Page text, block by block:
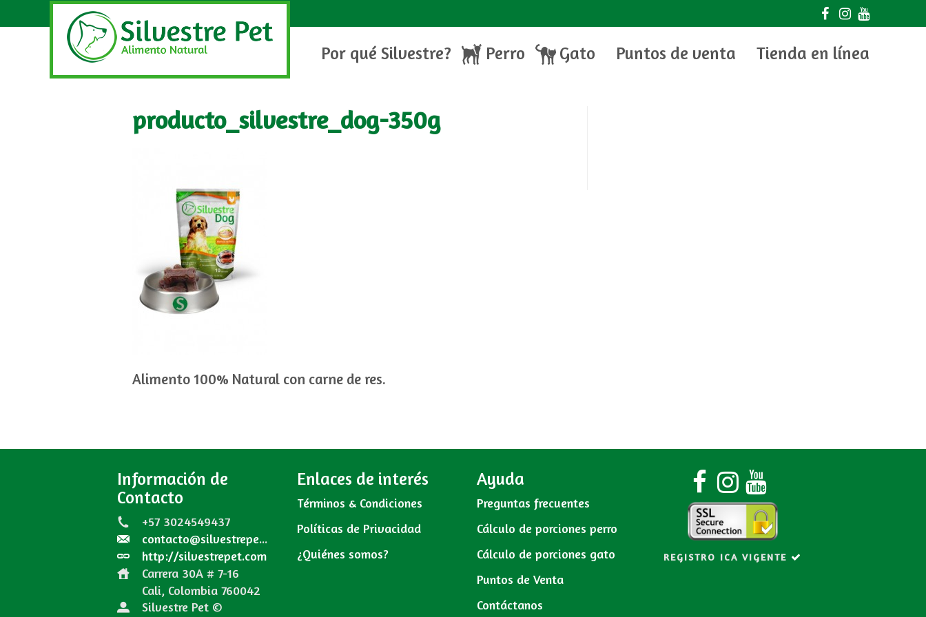
Por qué Silvestre? Perro Gato Puntos de venta Tienda en línea
producto_silvestre_dog-350g
Alimento 100% Natural con carne de res.
Información de
Contacto
+57 3024549437
contacto@silvestrepet.com
http://silvestrepet.com
Carrera 30A # 7-16
Cali, Colombia 760042
Silvestre Pet ©
Enlaces de interés
Términos & Condiciones
Políticas de Privacidad
¿Quiénes somos?
Ayuda
Preguntas frecuentes
Cálculo de porciones perro
Cálculo de porciones gato
Puntos de Venta
Contáctanos
REGISTRO ICA VIGENTE